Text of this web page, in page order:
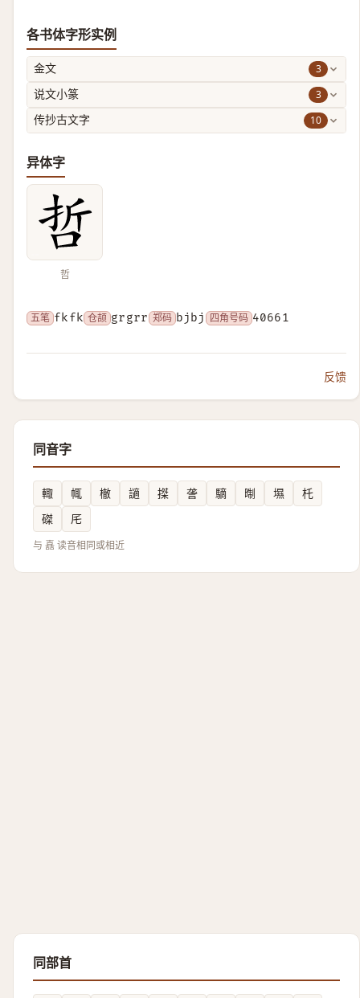
各书体字形实例
金文 3
说文小篆 3
传抄古文字 10
异体字
哲
五笔 fkfk 仓颉 grgrr 郑码 bjbj 四角号码 40661
反馈
同音字
輙 㡇 㯙 讁 搩 詟 䮰 㫼 㙷
杔
磔
厇
与 嚞 读音相同或相近
同部首